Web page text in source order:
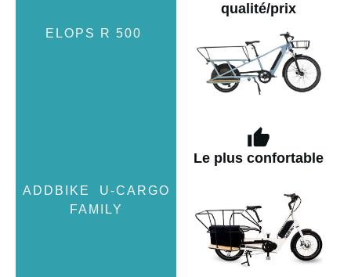
qualité/prix
Le plus confortable